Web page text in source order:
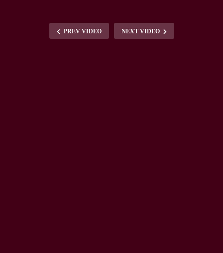
PREV VIDEO NEXT VIDEO